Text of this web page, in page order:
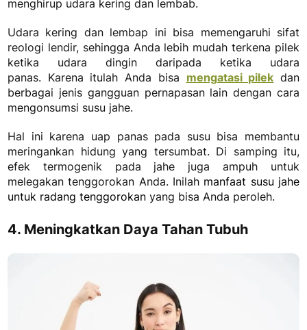
menghirup udara kering dan lembab.
Udara kering dan lembap ini bisa memengaruhi sifat
reologi lendir, sehingga Anda lebih mudah terkena pilek
ketika udara dingin daripada ketika udara
panas. Karena itulah Anda bisa mengatasi pilek dan
berbagai jenis gangguan pernapasan lain dengan cara
mengonsumsi susu jahe.
Hal ini karena uap panas pada susu bisa membantu
meringankan hidung yang tersumbat. Di samping itu,
efek termogenik pada jahe juga ampuh untuk
melegakan tenggorokan Anda. Inilah manfaat susu jahe
untuk radang tenggorokan yang bisa Anda peroleh.
4. Meningkatkan Daya Tahan Tubuh